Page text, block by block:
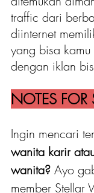
traffic dari
diinternet
yang bisa
dengan iklan
NOTES FOR
Ingin mencari
wanita karir
wanita? Ayo
member Stellar